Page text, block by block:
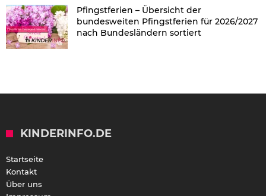
Pfingstferien – Übersicht der
bundesweiten Pfingstferien für 2026/2027
nach Bundesländern sortiert
KINDERINFO.DE
Startseite
Kontakt
Über uns